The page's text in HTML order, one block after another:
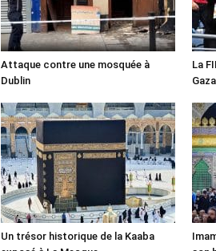
Attaque contre une mosquée à
Dublin
La
Gaza
Un trésor historique de la Kaaba